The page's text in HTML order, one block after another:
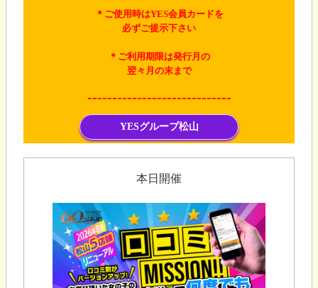
＊ご使用時はYES会員カードを
必ずご提示下さい
＊ご利用期限は発行月の
翌々月の末まで
-----------------------------
YESグループ松山
本日開催